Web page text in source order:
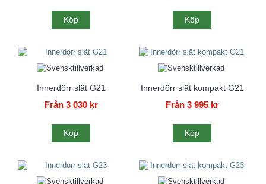
Köp Köp
Innerdörr slät G21
Från 3 030 kr
Köp
Innerdörr slät kompakt G21
Från 3 995 kr
Köp